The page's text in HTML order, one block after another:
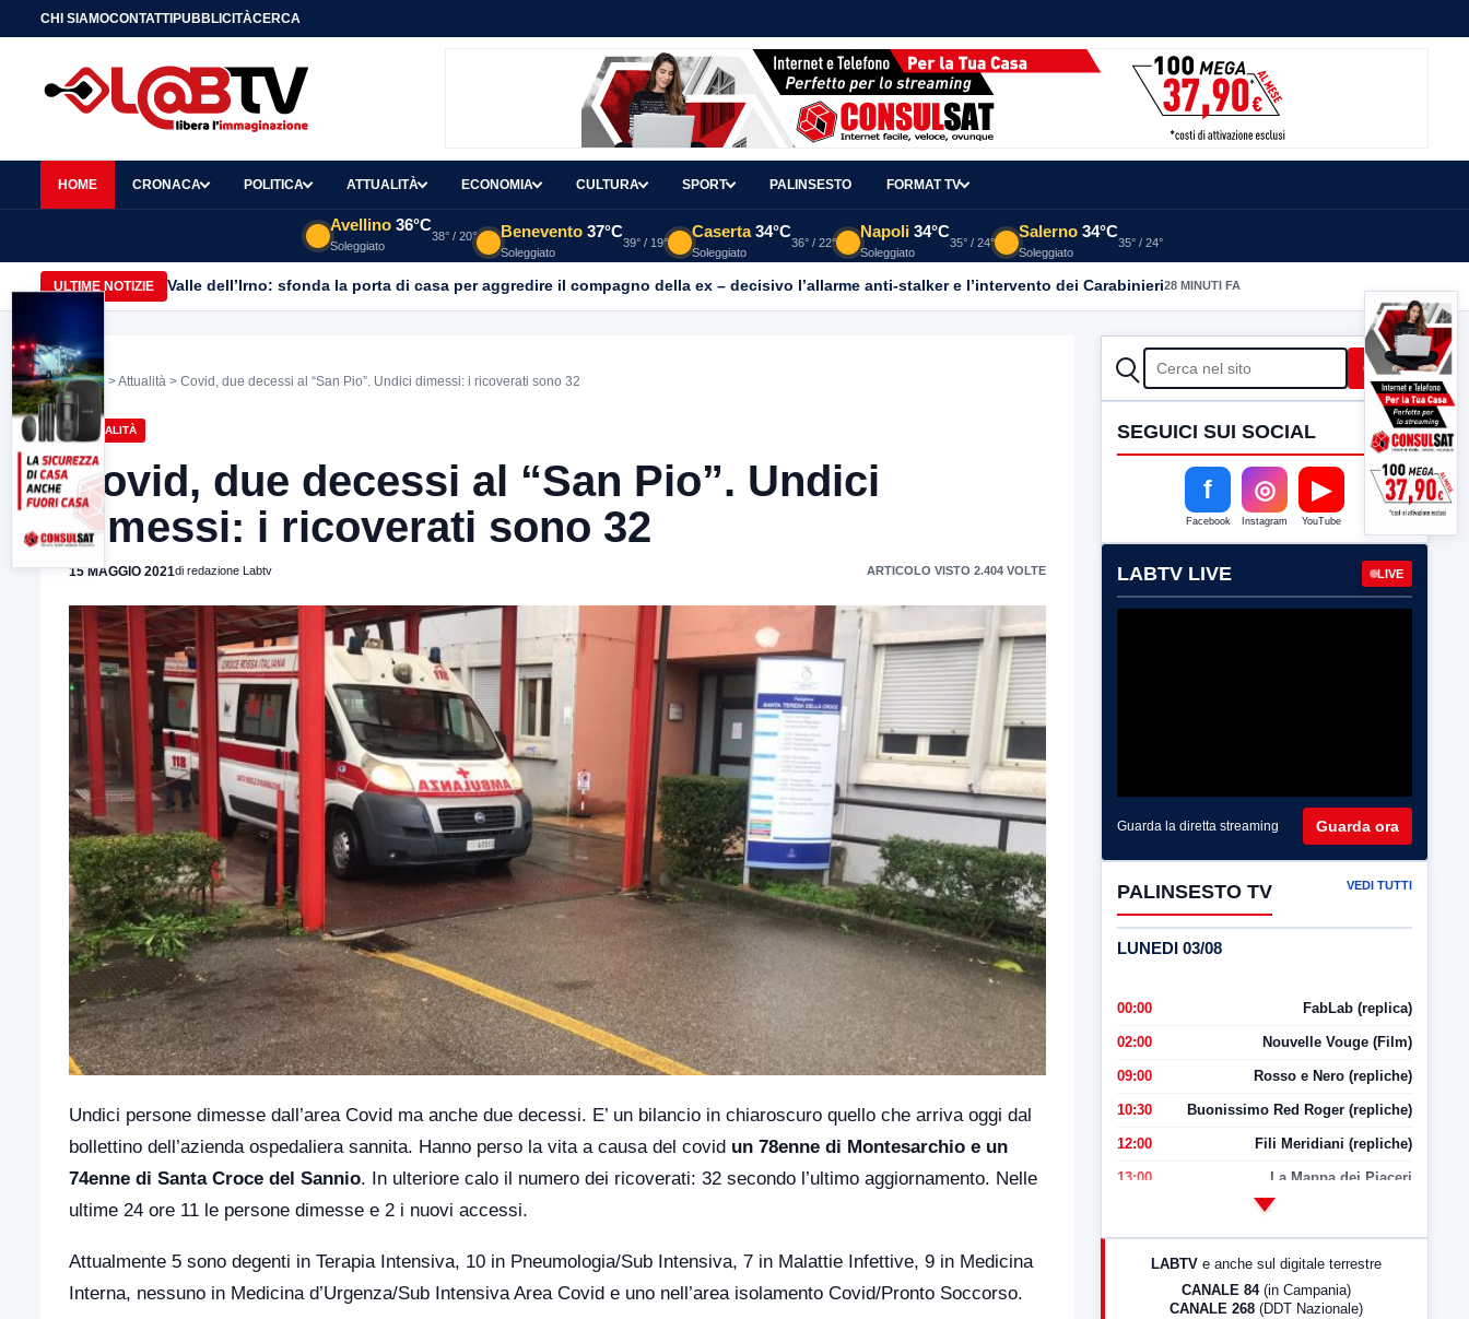
CHI SIAMOCONTATTIPUBBLICITÀCERCA
HOME CRONACA POLITICA ATTUALITÀ ECONOMIA CULTURA SPORT PALINSESTO FORMAT TV
Avellino 36°C
Soleggiato
38° / 20° Benevento 37°C
Soleggiato
39° / 19°
Caserta 34°C
Soleggiato
36° / 22°
Napoli 34°C
Soleggiato
35° / 24°
Salerno 34°C
Soleggiato
35° / 24°
ULTIME NOTIZIE Valle dell’Irno: sfonda la porta di casa per aggredire il compagno della ex – decisivo l’allarme anti-stalker e l’intervento dei Carabinieri28 MINUTI FA
Home >Attualità > Covid, due decessi al “San Pio”. Undici dimessi: i ricoverati sono 32
ATTUALITÀ
Covid, due decessi al “San Pio”. Undici
dimessi: i ricoverati sono 32
15 MAGGIO 2021di redazione Labtv ARTICOLO VISTO 2.404 VOLTE
Undici persone dimesse dall’area Covid ma anche due decessi. E’ un bilancio in chiaroscuro quello che arriva oggi dal
bollettino dell’azienda ospedaliera sannita. Hanno perso la vita a causa del covid un 78enne di Montesarchio e un
74enne di Santa Croce del Sannio. In ulteriore calo il numero dei ricoverati: 32 secondo l’ultimo aggiornamento. Nelle
ultime 24 ore 11 le persone dimesse e 2 i nuovi accessi.
Attualmente 5 sono degenti in Terapia Intensiva, 10 in Pneumologia/Sub Intensiva, 7 in Malattie Infettive, 9 in Medicina
Interna, nessuno in Medicina d’Urgenza/Sub Intensiva Area Covid e uno nell’area isolamento Covid/Pronto Soccorso.
CERCA Cerca
SEGUICI SUI SOCIAL
f
Facebook
◎
Instagram
▶
YouTube
LABTV LIVE LIVE
Guarda la diretta streaming Guarda ora
PALINSESTO TV VEDI TUTTI
LUNEDI 03/08
00:00 FabLab (replica)
02:00 Nouvelle Vouge (Film)
09:00 Rosso e Nero (repliche)
10:30 Buonissimo Red Roger (repliche)
12:00 Fili Meridiani (repliche)
13:00 La Mappa dei Piaceri
LabNews (Diretta)
LABTV e anche sul digitale terrestre
CANALE 84 (in Campania)
CANALE 268 (DDT Nazionale)